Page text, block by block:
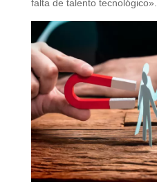
falta de talento tecnológico».